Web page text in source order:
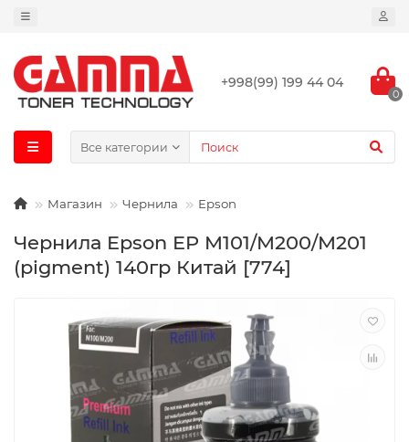
+998(99) 199 44 04
0
Все категории
Магазин Чернила Epson
Чернила Epson EP M101/M200/M201
(pigment) 140гр Китай [774]